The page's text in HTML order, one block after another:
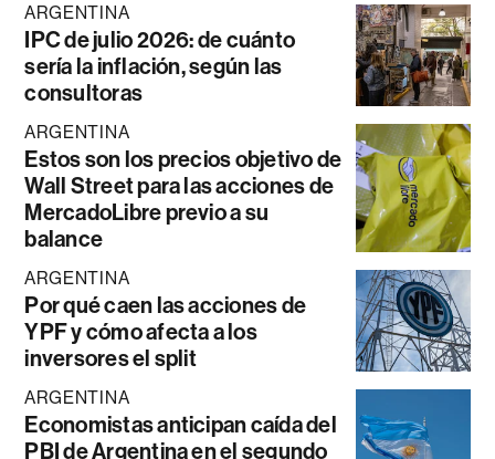
ARGENTINA
IPC de julio 2026: de cuánto
sería la inflación, según las
consultoras
ARGENTINA
Estos son los precios objetivo de
Wall Street para las acciones de
MercadoLibre previo a su
balance
ARGENTINA
Por qué caen las acciones de
YPF y cómo afecta a los
inversores el split
ARGENTINA
Economistas anticipan caída del
PBI de Argentina en el segundo